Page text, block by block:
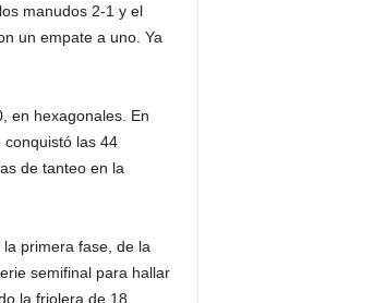
manudos 2-1 y el
un empate a uno. Ya
en hexagonales. En
las 44
de tanteo en la
primera fase, de la
semifinal para hallar
la friolera de 18